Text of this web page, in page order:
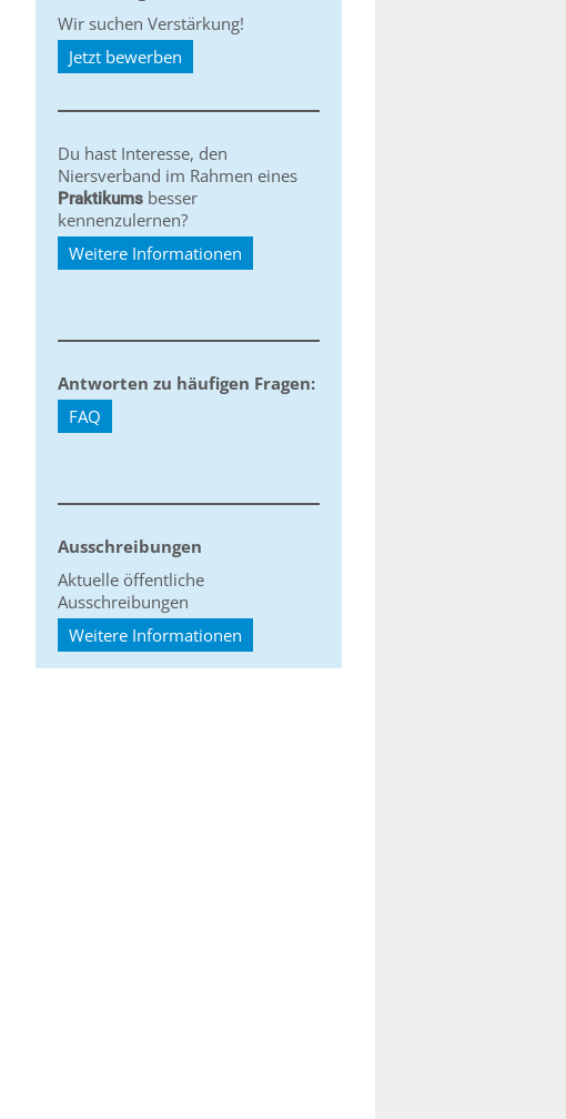
Wir suchen Verstärkung!
Jetzt bewerben
Du hast Interesse, den
Niersverband im Rahmen eines
Praktikums besser
kennenzulernen?
Weitere Informationen
Antworten zu häufigen Fragen:
FAQ
Ausschreibungen
Aktuelle öffentliche
Ausschreibungen
Weitere Informationen